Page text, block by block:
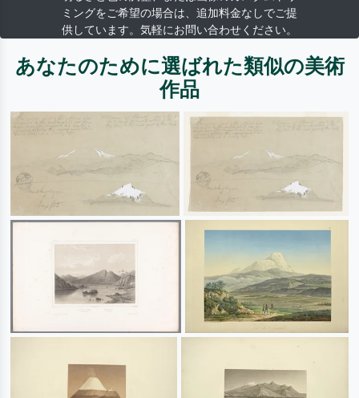
ミングをご希望の場合は、追加料金なしでご提
供しています。気軽にお問い合わせください。
あなたのために選ばれた類似の美術
作品